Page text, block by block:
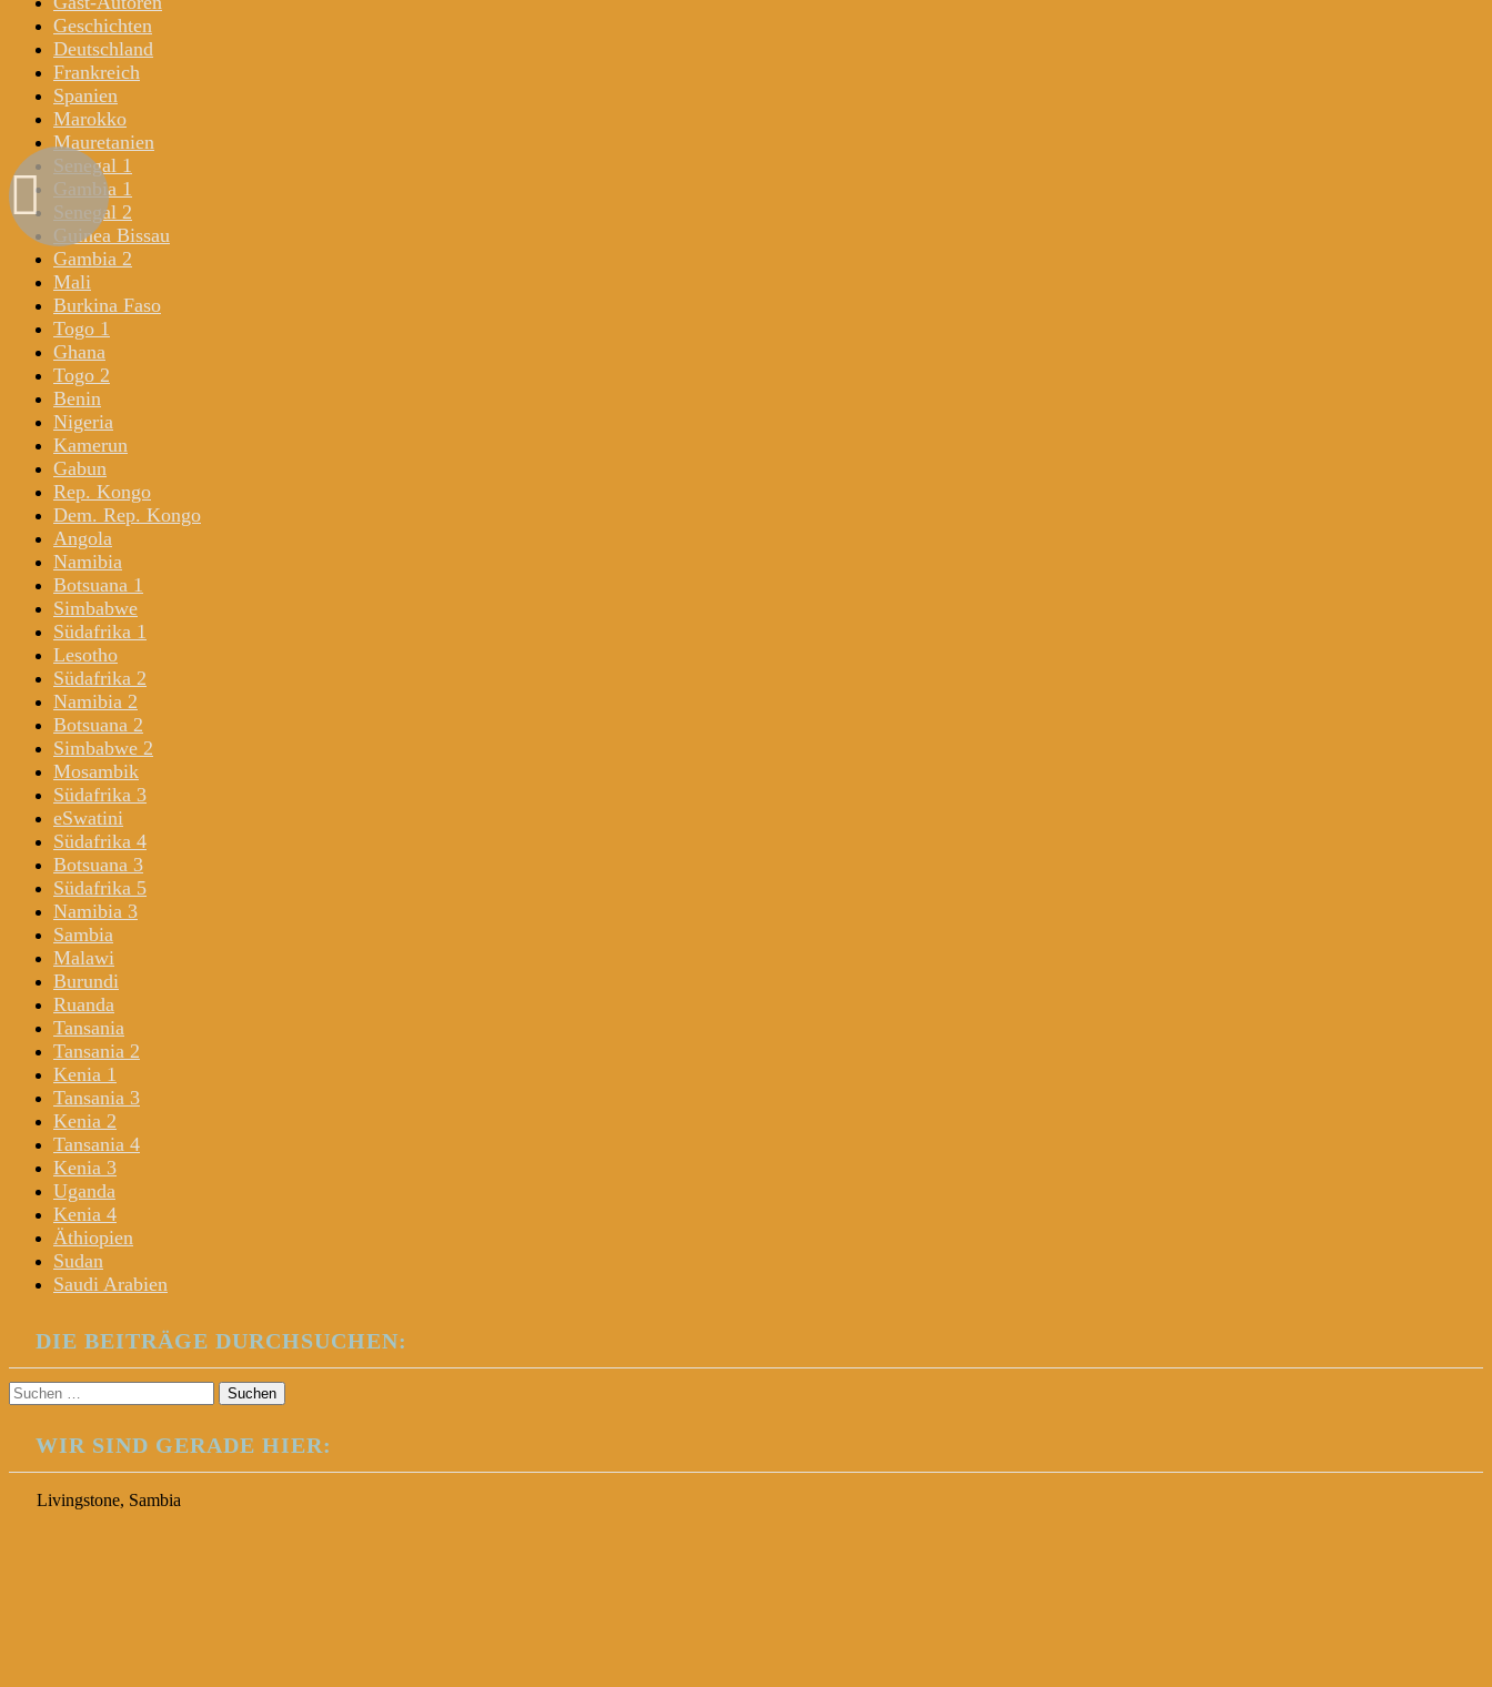
Geschichten
Deutschland
Frankreich
Spanien
Marokko
Mauretanien
Senegal 1
Gambia 1
Senegal 2
Guinea Bissau
Gambia 2
Mali
Burkina Faso
Togo 1
Ghana
Togo 2
Benin
Nigeria
Kamerun
Gabun
Rep. Kongo
Dem. Rep. Kongo
Angola
Namibia
Botsuana 1
Simbabwe
Südafrika 1
Lesotho
Südafrika 2
Namibia 2
Botsuana 2
Simbabwe 2
Mosambik
Südafrika 3
eSwatini
Südafrika 4
Botsuana 3
Südafrika 5
Namibia 3
Sambia
Malawi
Burundi
Ruanda
Tansania
Tansania 2
Kenia 1
Tansania 3
Kenia 2
Tansania 4
Kenia 3
Uganda
Kenia 4
Äthiopien
Sudan
Saudi Arabien
DIE BEITRÄGE DURCHSUCHEN:
Suchen
nach:
WIR SIND GERADE HIER:
Livingstone, Sambia